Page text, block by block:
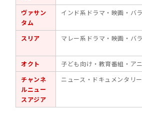
ヴァサン
タム
インド系ドラマ・映画・バ
スリア
マレー系ドラマ・映画・バ
オクト
子ども向け・教育番組・ア
チャンネ
ルニュー
スアジア
ニュース・ドキュメンタリ